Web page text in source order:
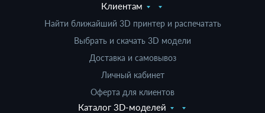
Клиентам
Найти ближайший 3D принтер и распечатать
Выбрать и скачать 3D модели
Доставка и самовывоз
Личный кабинет
Оферта для клиентов
Каталог 3D-моделей